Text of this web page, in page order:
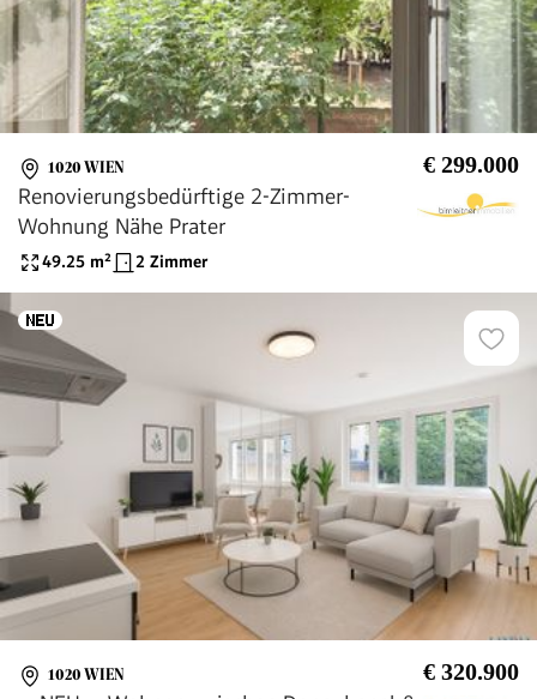
1020 WIEN € 299.000
Renovierungsbedürftige 2-Zimmer-
Wohnung Nähe Prater
49.25 m² 2 Zimmer
1020 WIEN € 320.900